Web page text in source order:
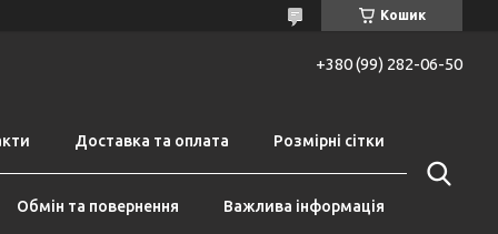
Кошик
+380 (99) 282-06-50
Доставка та оплата Розмірні сітки
Обмін та повернення Важлива інформація